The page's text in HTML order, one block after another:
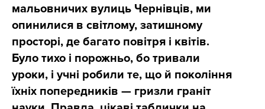
мальовничих вулиць Чернівців, ми
опинилися в світлому, затишному
просторі, де багато повітря і квітів.
Було тихо і порожньо, бо тривали
уроки, і учні робили те, що й покоління
їхніх попередників — гризли граніт